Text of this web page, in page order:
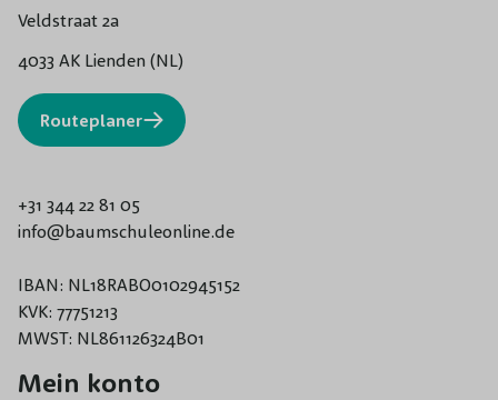
Veldstraat 2a
4033 AK Lienden (NL)
Routeplaner
+31 344 22 81 05
info@baumschuleonline.de
IBAN: NL18RABO0102945152
KVK: 77751213
MWST: NL861126324B01
Mein konto